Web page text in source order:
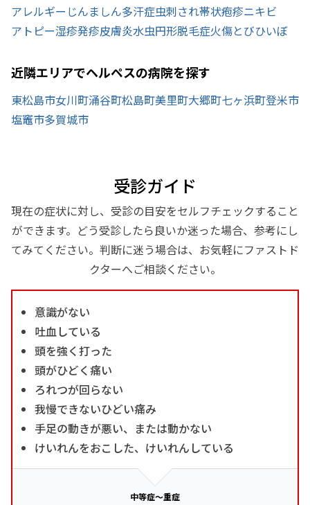
アレルギー じんましん多汗症虫刺され帯状疱疹ニキビ
アトピー湿疹発疹皮膚炎水虫円形脱毛症火傷とびひいぼ
近隣エリアでヘルペスの病院を探す
東松島市女川町涌谷町松島町美里町大郷町七ヶ浜町登米市
塩竈市多賀城市
受診ガイド
現在の症状に対し、受診の目安をセルフチェックすること
ができます。どう受診したら良いか迷った場合、参考にし
てみてください。判断に迷う場合は、お気軽にファストド
クターへご相談ください。
意識がない
吐血している
頭を強く打った
頭がひどく痛い
ろれつが回らない
我慢できないひどい痛み
手足の動きが悪い、または動かない
けいれんをおこした、けいれんしている
中等症～重症